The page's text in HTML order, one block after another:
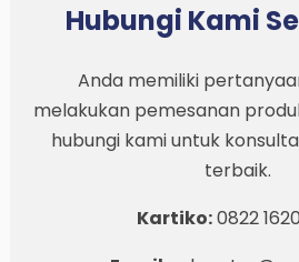
Hubungi Kami
Anda memiliki
melakukan pemesanan
hubungi kami untuk
terbaik.
Kartiko:0822